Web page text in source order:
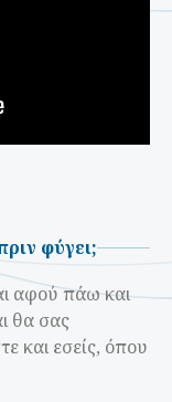
φύγει;
αφού πάω και
θα σας
και εσείς, όπου